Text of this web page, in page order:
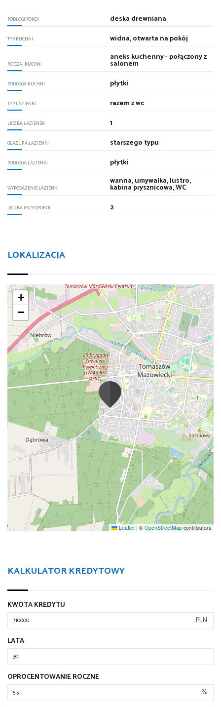
PODŁOGI POKOI deska drewniana
TYP KUCHNI widna, otwarta na pokój
RODZAJ KUCHNI
aneks kuchenny - połączony z
salonem
PODŁOGA KUCHNI płytki
TYP ŁAZIENKI razem z wc
LICZBA ŁAZIENEK 1
GLAZURA ŁAZIENKI starszego typu
PODŁOGA ŁAZIENKI płytki
WYPOSAŻENIE ŁAZIENKI
wanna, umywalka, lustro,
kabina prysznicowa, WC
LICZBA PRZEDPOKOI 2
LOKALIZACJA
+
−
Leaflet | © OpenStreetMap contributors
KALKULATOR KREDYTOWY
KWOTA KREDYTU
PLN
LATA
OPROCENTOWANIE ROCZNE
%